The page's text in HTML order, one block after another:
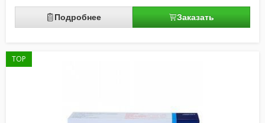
Подробнее Заказать
TOP